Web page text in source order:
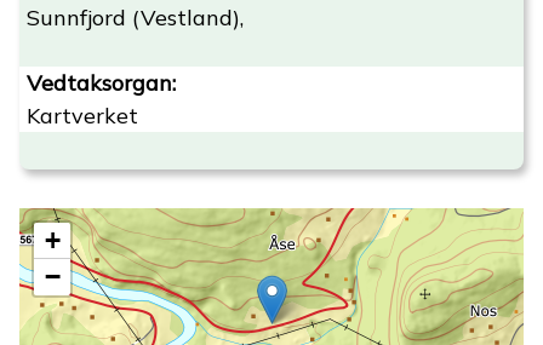
Sunnfjord (Vestland),
Vedtaksorgan:
Kartverket
+
−